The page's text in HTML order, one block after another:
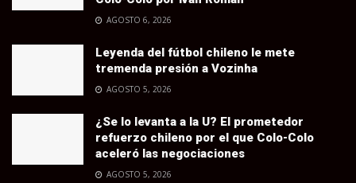
AGOSTO 6, 2026
Leyenda del fútbol chileno le mete
tremenda presión a Vozinha
AGOSTO 5, 2026
¿Se lo levanta a la U? El prometedor
refuerzo chileno por el que Colo-Colo
aceleró las negociaciones
AGOSTO 5, 2026